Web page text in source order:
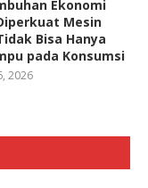
Ekonomi
Mesin
Bisa Hanya
pada Konsumsi
2026